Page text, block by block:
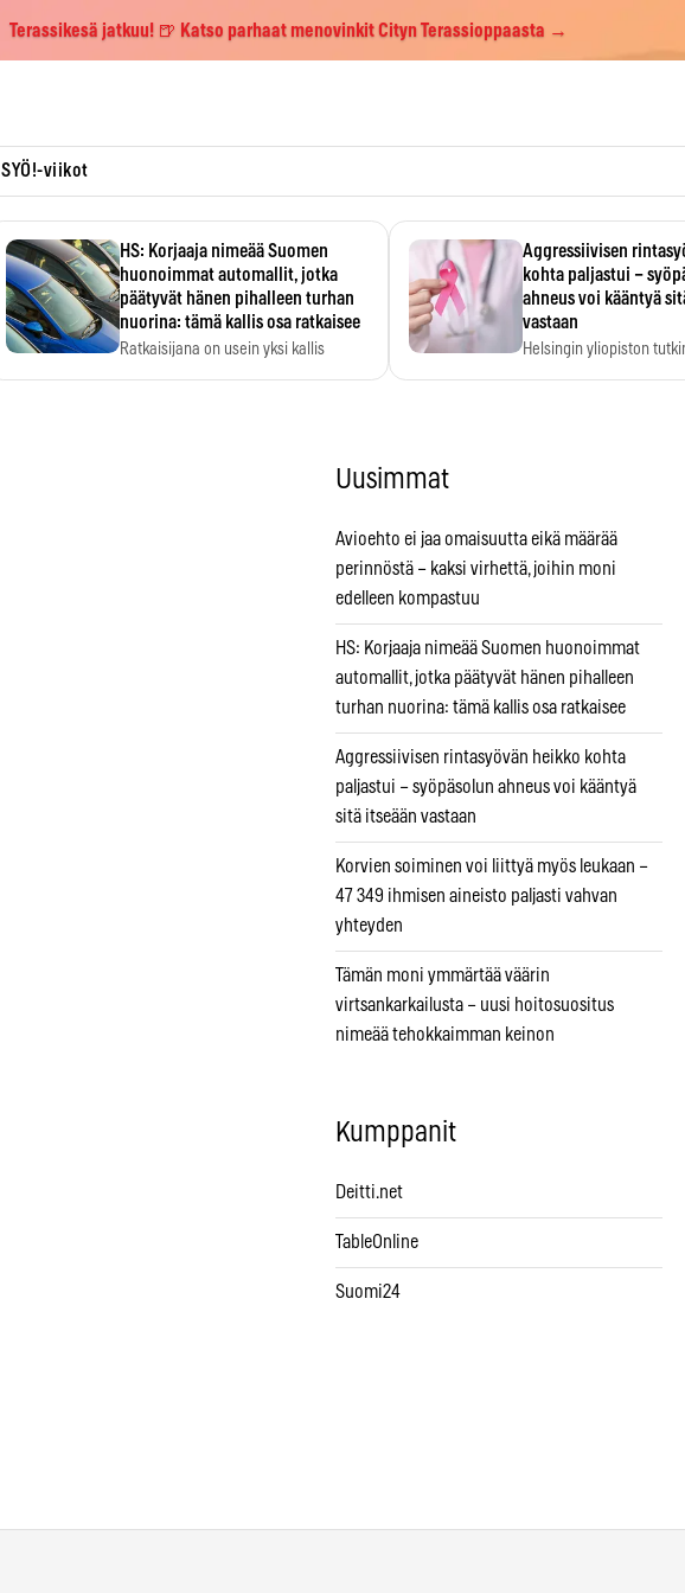
Terassikesä jatkuu! 🍺 Katso parhaat menovinkit Cityn Terassioppaasta →
SYÖ!-viikot
HS: Korjaaja nimeää Suomen
huonoimmat automallit, jotka
päätyvät hänen pihalleen turhan
nuorina: tämä kallis osa ratkaisee
Ratkaisijana on usein yksi kallis
Aggressiivisen
kohta paljastui –
ahneus voi kääntyä
vastaan
Helsingin yliopiston
Uusimmat
Avioehto ei jaa omaisuutta eikä määrää
perinnöstä – kaksi virhettä, joihin moni
edelleen kompastuu
HS: Korjaaja nimeää Suomen huonoimmat
automallit, jotka päätyvät hänen pihalleen
turhan nuorina: tämä kallis osa ratkaisee
Aggressiivisen rintasyövän heikko kohta
paljastui – syöpäsolun ahneus voi kääntyä
sitä itseään vastaan
Korvien soiminen voi liittyä myös leukaan –
47 349 ihmisen aineisto paljasti vahvan
yhteyden
Tämän moni ymmärtää väärin
virtsankarkailusta – uusi hoitosuositus
nimeää tehokkaimman keinon
Kumppanit
Deitti.net
TableOnline
Suomi24